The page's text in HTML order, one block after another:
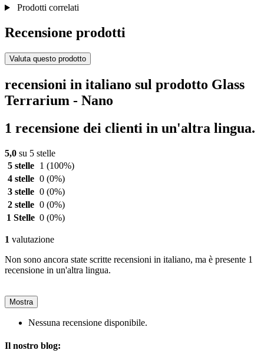
Prodotti correlati
Recensione prodotti
Valuta questo prodotto
recensioni in italiano sul prodotto Glass
Terrarium - Nano
1 recensione dei clienti in un'altra lingua.
5,0 su 5 stelle
5 stelle
1 (100%)
4 stelle 0 (0%)
3 stelle 0 (0%)
2 stelle 0 (0%)
1 Stelle 0 (0%)
1 valutazione
Non sono ancora state scritte recensioni in italiano, ma è presente 1
recensione in un'altra lingua.
Mostra
Nessuna recensione disponibile.
Il nostro blog: